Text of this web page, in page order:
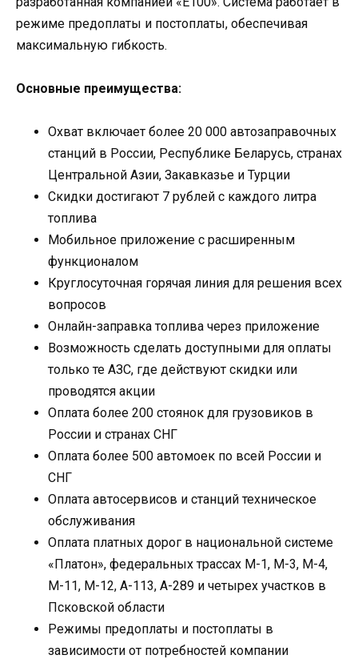
режиме предоплаты и постоплаты, обеспечивая
максимальную гибкость.
Основные преимущества:
Охват включает более 20 000 автозаправочных
станций в России, Республике Беларусь, странах
Центральной Азии, Закавказье и Турции
Скидки достигают 7 рублей с каждого литра
топлива
Мобильное приложение с расширенным
функционалом
Круглосуточная горячая линия для решения всех
вопросов
Онлайн-заправка топлива через приложение
Возможность сделать доступными для оплаты
только те АЗС, где действуют скидки или
проводятся акции
Оплата более 200 стоянок для грузовиков в
России и странах СНГ
Оплата более 500 автомоек по всей России и
СНГ
Оплата автосервисов и станций техническое
обслуживания
Оплата платных дорог в национальной системе
«Платон», федеральных трассах М-1, М-3, М-4,
М-11, М-12, А-113, А-289 и четырех участков в
Псковской области
Режимы предоплаты и постоплаты в
зависимости от потребностей компании